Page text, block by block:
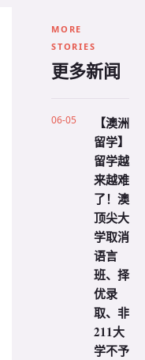
MORE
STORIES
更多新闻
06-05
【澳洲
留学】
留学越
来越难
了！澳
顶尖大
学取消
语言
班、择
优录
取、非
211大
学不予